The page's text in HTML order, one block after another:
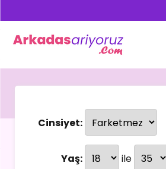
Cinsiyet:
Yaş: ile